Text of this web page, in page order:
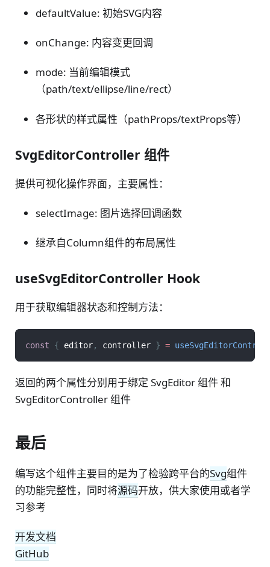
defaultValue: 初始SVG内容
onChange: 内容变更回调
mode: 当前编辑模式
（path/text/ellipse/line/rect）
各形状的样式属性（pathProps/textProps等）
SvgEditorController 组件
提供可视化操作界面，主要属性：
selectImage: 图片选择回调函数
继承自Column组件的布局属性
useSvgEditorController Hook
用于获取编辑器状态和控制方法：
const { editor, controller } =
返回的两个属性分别用于绑定 SvgEditor 组件 和
SvgEditorController 组件
最后
编写这个组件主要目的是为了检验跨平台的Svg组件
的功能完整性，同时将源码开放，供大家使用或者学
习参考
开发文档
GitHub